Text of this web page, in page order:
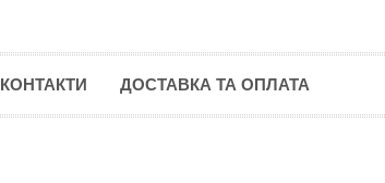
КОНТАКТИ ДОСТАВКА ТА ОПЛАТА